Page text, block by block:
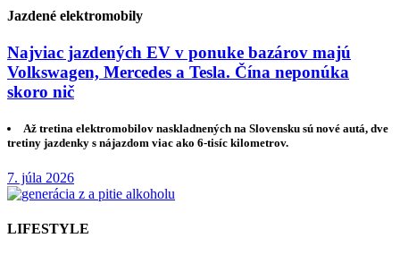
Jazdené elektromobily
Najviac jazdených EV v ponuke bazárov majú
Volkswagen, Mercedes a Tesla. Čína neponúka
skoro nič
Až tretina elektromobilov naskladnených na Slovensku sú nové autá, dve
tretiny jazdenky s nájazdom viac ako 6-tisíc kilometrov.
7. júla 2026
LIFESTYLE